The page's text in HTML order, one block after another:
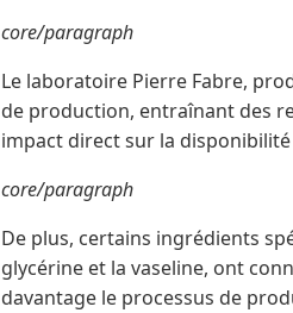
core/paragraph
Le laboratoire Pierre Fabre,
de production, entraînant des
impact direct sur la
core/paragraph
De plus, certains ingrédients
glycérine et la vaseline, ont
davantage le processus de